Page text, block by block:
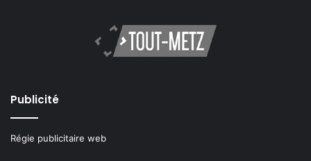
Publicité
Régie publicitaire web